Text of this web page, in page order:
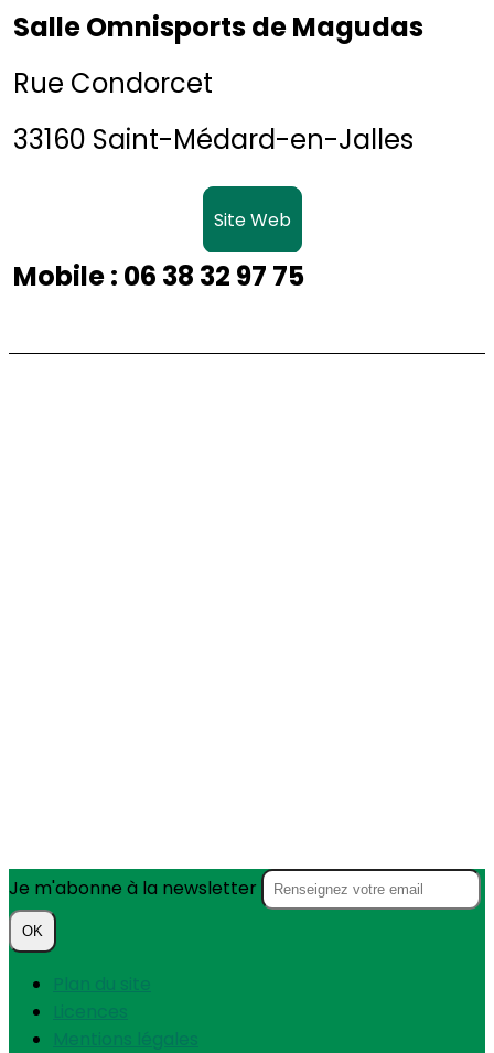
Salle Omnisports de Magudas
Rue Condorcet
33160 Saint-Médard-en-Jalles
Site Web
Mobile: 06 38 32 97 75
Je m'abonne à la newsletter
OK
Plan du site
Licences
Mentions légales